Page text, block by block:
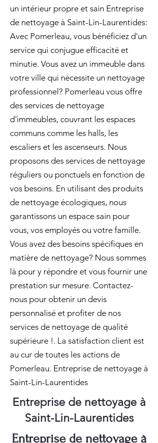
un intérieur propre et sain Entreprise
de nettoyage à Saint-Lin-Laurentides:
Avec Pomerleau, vous bénéficiez d'un
service qui conjugue efficacité et
minutie. Vous avez un immeuble dans
votre ville qui nécessite un nettoyage
professionnel? Pomerleau vous offre
des services de nettoyage
d'immeubles, couvrant les espaces
communs comme les halls, les
escaliers et les ascenseurs. Nous
proposons des services de nettoyage
réguliers ou ponctuels en fonction de
vos besoins. En utilisant des produits
de nettoyage écologiques, nous
garantissons un espace sain pour
vous, vos employés ou votre famille.
Vous avez des besoins spécifiques en
matière de nettoyage? Nous sommes
là pour y répondre et vous fournir une
prestation sur mesure. Contactez-
nous pour obtenir un devis
personnalisé et profiter de nos
services de nettoyage de qualité
supérieure !. La satisfaction client est
au cur de toutes les actions de
Pomerleau. Entreprise de nettoyage à
Saint-Lin-Laurentides
Entreprise de nettoyage à
Saint-Lin-Laurentides
Entreprise de nettoyage à